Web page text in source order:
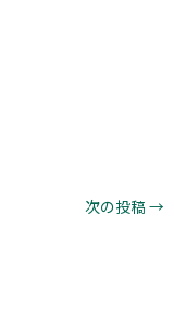
次の投稿 →